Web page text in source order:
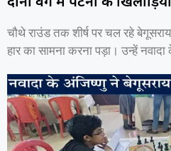
चौथे राउंड तक शीर्ष पर चल रहे
हार का सामना करना पड़ा। उन्हें